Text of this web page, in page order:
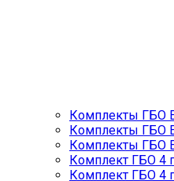
Комплекты ГБО
Комплекты ГБО
Комплекты ГБО
Комплект ГБО 4
Комплект ГБО 4